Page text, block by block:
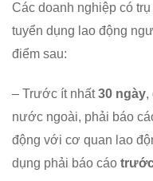
dụng
lao
động
nước
ngoài
Các doanh nghiệp có
tuyển dụng lao động
điểm sau:
– Trước ít nhất30 ngày,
nước ngoài, phải báo
động với cơ quan lao
dụng phải báo cáo